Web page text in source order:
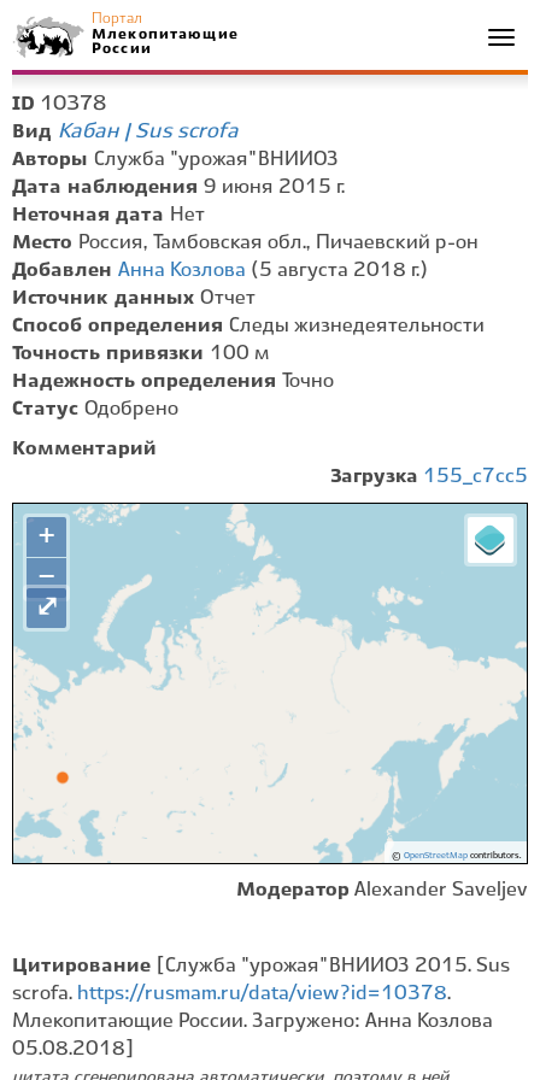
Портал
Млекопитающие
России
ID 10378
Вид Кабан | Sus scrofa
Авторы Служба "урожая" ВНИИОЗ
Дата наблюдения 9 июня 2015 г.
Неточная дата Нет
Место Россия, Тамбовская обл., Пичаевский р-он
Добавлен Анна Козлова (5 августа 2018 г.)
Источник данных Отчет
Способ определения Следы жизнедеятельности
Точность привязки 100 м
Надежность определения
Точно
Статус Одобрено
Комментарий
Загрузка 155_c7cc5
+
−
© OpenStreetMapcontributors.
⤢
Модератор Alexander Saveljev
Цитирование
[Служба "урожая" ВНИИОЗ 2015. Sus
scrofa. https://rusmam.ru/data/view?id=10378.
Млекопитающие России. Загружено: Анна Козлова
05.08.2018]